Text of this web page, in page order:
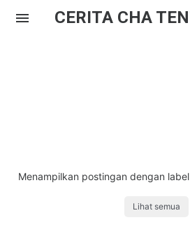
Menampilkan postingan dengan label
Lihat semua